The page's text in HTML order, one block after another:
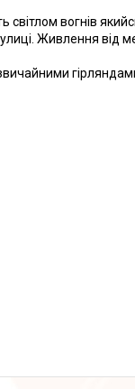
вогнів
Живлення від